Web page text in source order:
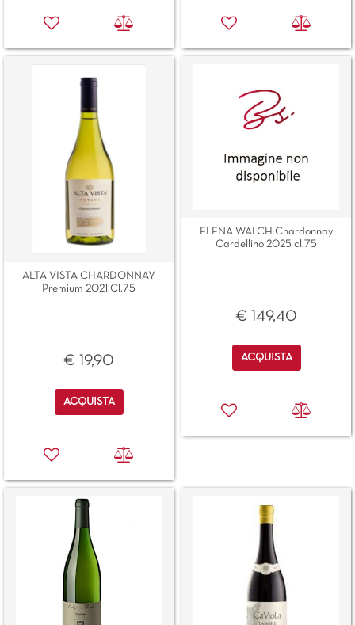
ALTA VISTA CHARDONNAY
Premium 2021 Cl.75
€ 19,90
Quantità
ACQUISTA
ELENA WALCH Chardonnay
Cardellino 2025 cl.75
€ 149,40
Quantità
ACQUISTA